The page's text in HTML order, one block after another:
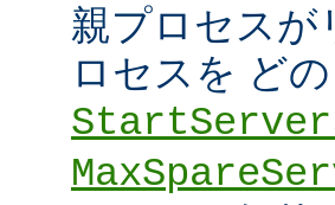
親プロセスが
ロセスを ど